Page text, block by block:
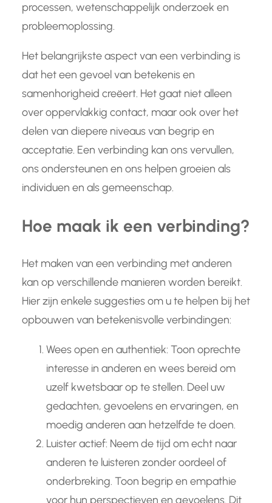
processen, wetenschappelijk onderzoek en
probleemoplossing.
Het belangrijkste aspect van een verbinding is
dat het een gevoel van betekenis en
samenhorigheid creëert. Het gaat niet alleen
over oppervlakkig contact, maar ook over het
delen van diepere niveaus van begrip en
acceptatie. Een verbinding kan ons vervullen,
ons ondersteunen en ons helpen groeien als
individuen en als gemeenschap.
Hoe maak ik een verbinding?
Het maken van een verbinding met anderen
kan op verschillende manieren worden bereikt.
Hier zijn enkele suggesties om u te helpen bij het
opbouwen van betekenisvolle verbindingen:
Wees open en authentiek: Toon oprechte
interesse in anderen en wees bereid om
uzelf kwetsbaar op te stellen. Deel uw
gedachten, gevoelens en ervaringen, en
moedig anderen aan hetzelfde te doen.
Luister actief: Neem de tijd om echt naar
anderen te luisteren zonder oordeel of
onderbreking. Toon begrip en empathie
voor hun perspectieven en gevoelens. Dit